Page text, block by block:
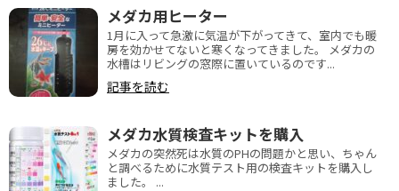
メダカ用ヒーター
1月に入って急激に気温が下がってきて、室内でも暖
房を効かせてないと寒くなってきました。 メダカの
水槽はリビングの窓際に置いているのです...
記事を読む
メダカ水質検査キットを購入
メダカの突然死は水質のPHの問題かと思い、ちゃん
と調べるために水質テスト用の検査キットを購入し
ました。 ...